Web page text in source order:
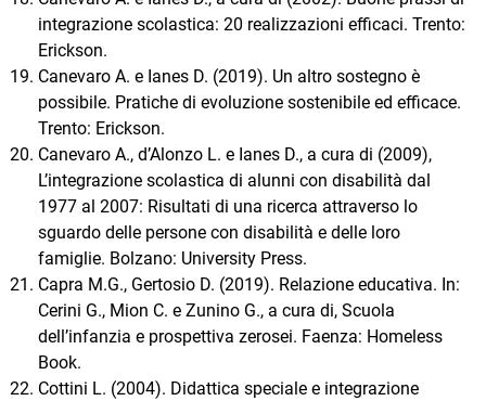
integrazione scolastica: 20 realizzazioni efficaci. Trento:
Erickson.
Canevaro A. e Ianes D. (2019). Un altro sostegno è
possibile. Pratiche di evoluzione sostenibile ed efficace.
Trento: Erickson.
Canevaro A., d’Alonzo L. e Ianes D., a cura di (2009),
L’integrazione scolastica di alunni con disabilità dal
1977 al 2007: Risultati di una ricerca attraverso lo
sguardo delle persone con disabilità e delle loro
famiglie. Bolzano: University Press.
Capra M.G., Gertosio D. (2019). Relazione educativa. In:
Cerini G., Mion C. e Zunino G., a cura di, Scuola
dell’infanzia e prospettiva zerosei. Faenza: Homeless
Book.
Cottini L. (2004). Didattica speciale e integrazione